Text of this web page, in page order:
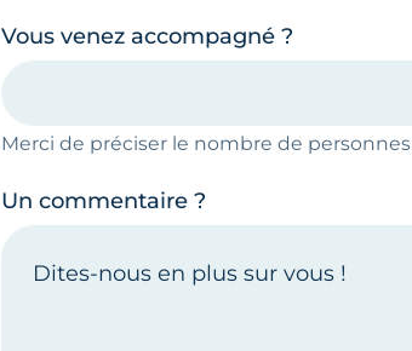
Vous venez accompagné ?
Merci de préciser le nombre de personnes
Un commentaire ?